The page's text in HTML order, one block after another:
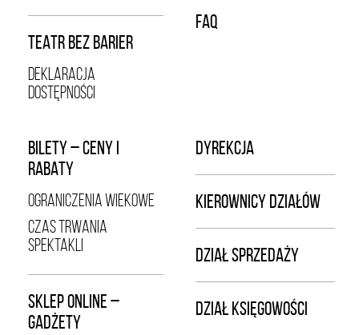
TEATR BEZ BARIER
DEKLARACJA
DOSTĘPNOŚCI
FAQ
BILETY – CENY I
RABATY
OGRANICZENIA WIEKOWE
CZAS TRWANIA
SPEKTAKLI
SKLEP ONLINE –
GADŻETY
DYREKCJA
KIEROWNICY DZIAŁÓW
DZIAŁ SPRZEDAŻY
DZIAŁ KSIĘGOWOŚCI